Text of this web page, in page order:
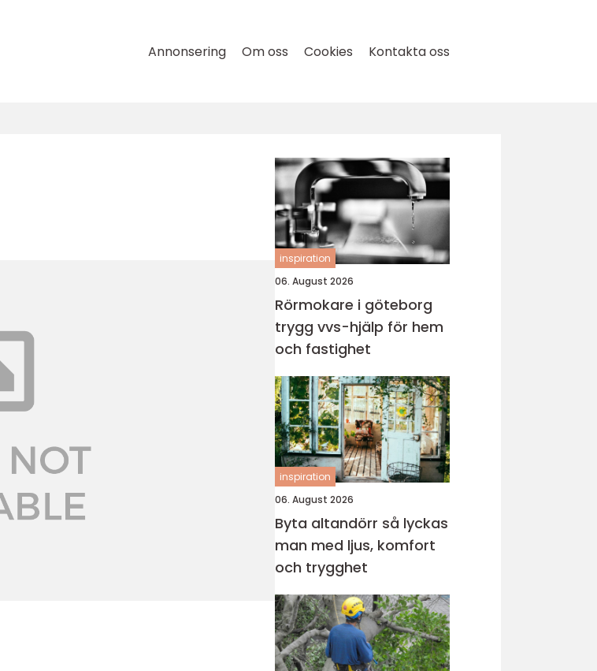
Annonsering Om oss Cookies Kontakta oss
inspiration
06. August 2026
Rörmokare i göteborg
trygg vvs-hjälp för hem
och fastighet
inspiration
06. August 2026
Byta altandörr så lyckas
man med ljus, komfort
och trygghet